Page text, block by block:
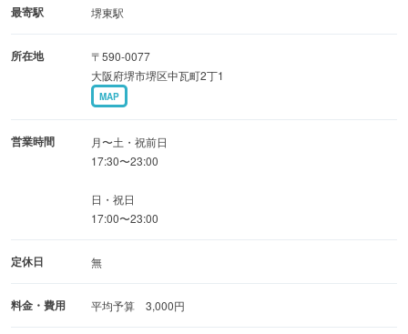
最寄駅 堺東駅
所在地
〒590-0077
大阪府堺市堺区中瓦町2丁1
MAP
営業時間
月〜土・祝前日
17:30〜23:00
日・祝日
17:00〜23:00
定休日 無
料金・費用 平均予算 3,000円